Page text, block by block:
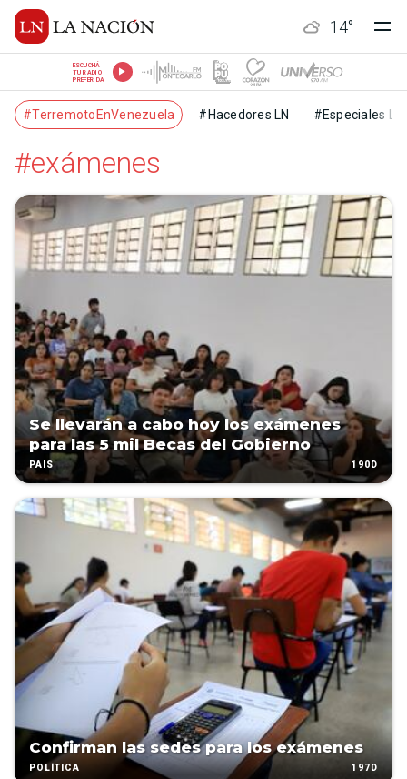
14°
ESCUCHÁ
TU RADIO
PREFERIDA
#TerremotoEnVenezuela #Hacedores LN #Especiales LN
#exámenes
Se llevarán a cabo hoy los exámenes
para las 5 mil Becas del Gobierno
PAÍS 190D
Confirman las sedes para los exámenes
POLÍTICA 197D